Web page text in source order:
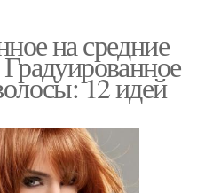
на средние
12 идей